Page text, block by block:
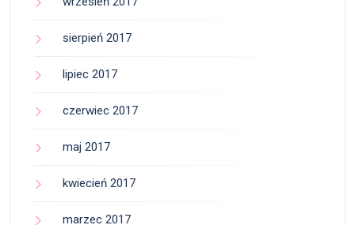
sierpień 2017
lipiec 2017
czerwiec 2017
maj 2017
kwiecień 2017
marzec 2017